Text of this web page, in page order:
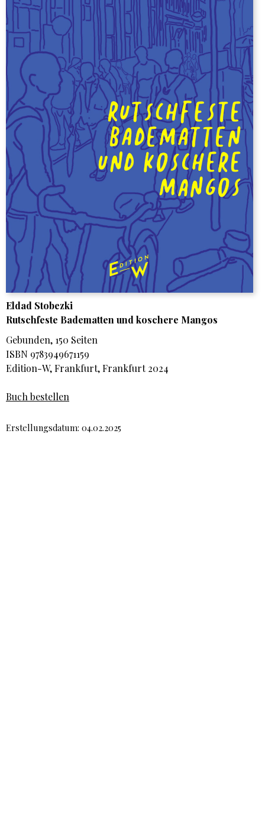
Eldad Stobezki
Rutschfeste Badematten und koschere Mangos
Gebunden, 150 Seiten
ISBN 9783949671159
Edition-W, Frankfurt, Frankfurt 2024
Buch bestellen
Erstellungsdatum: 04.02.2025